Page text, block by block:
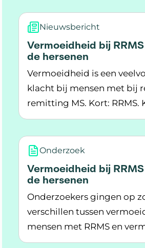
meer dan 6.000 mensen
Nieuwsbericht
Vermoeidheid bij
de hersenen
Vermoeidheid is een
klacht bij mensen met bij
remitting MS. Kort: RRMS.
vermoeidheid hebben een
mensen met RRMS. Toch
onderzoekers nog niet
deze vermoeidheid
Lees meer over
Onderzoek
Vermoeidheid bij
de hersenen
Onderzoekers gingen op
verschillen tussen
mensen met RRMS en
gezonde proefpersonen.
Lees meer over